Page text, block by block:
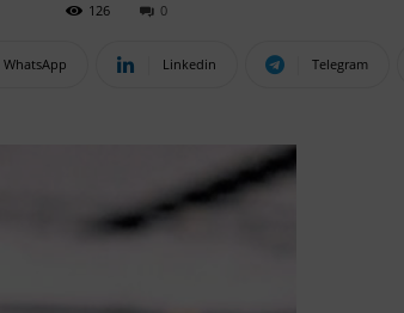
126 0
WhatsApp Linkedin Telegram